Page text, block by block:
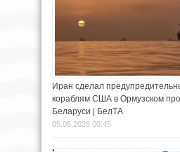
Иран сделал
кораблям США в Ормузском
Беларуси | БелТА
05.05.2026 00:45